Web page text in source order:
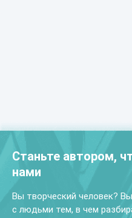
Станьте автором,
нами
Вы творческий человек?
с людьми тем, в чем